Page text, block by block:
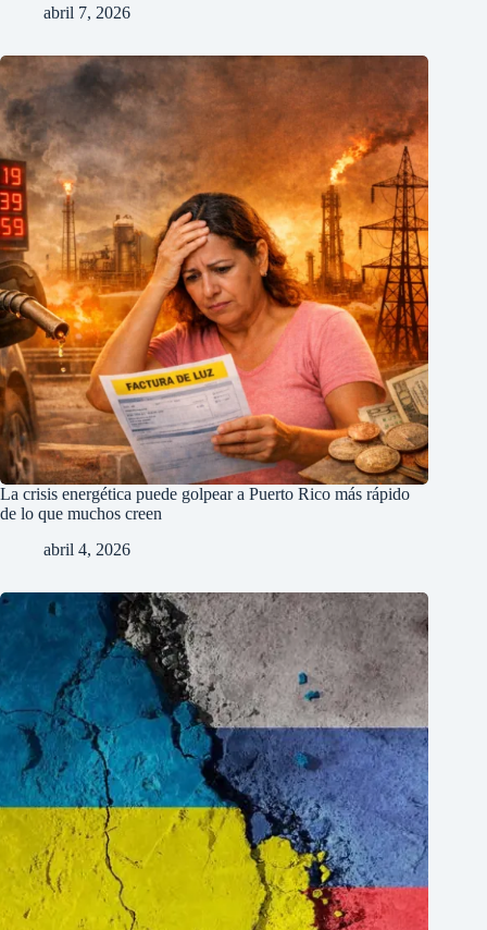
abril 7, 2026
La crisis energética puede golpear a Puerto Rico más rápido
de lo que muchos creen
abril 4, 2026